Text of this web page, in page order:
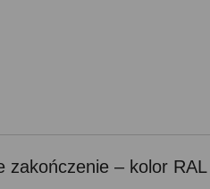
– kolor RAL